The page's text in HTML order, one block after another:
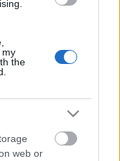
my
the
web or
HANEM